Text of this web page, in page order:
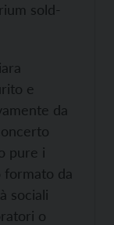
sold-
e
da
pure i
da
sociali
o